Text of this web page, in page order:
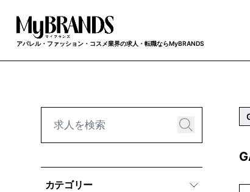
アパレル・ファッション・コスメ業界の求人・転職ならMyBRANDS
カテゴリー